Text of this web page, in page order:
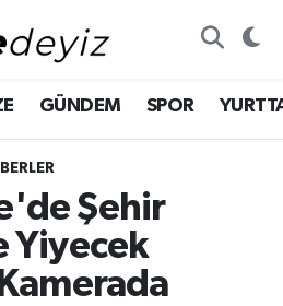
GÜNDEM SPOR
Şehir
Yiyecek
Haritası
ve Fikstür